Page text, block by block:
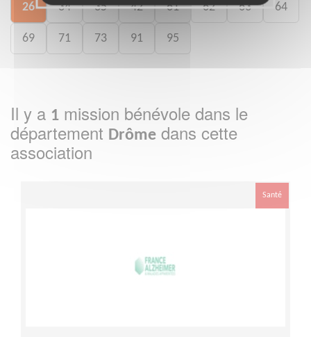
26 34 35 42 61 62 63 64
69 71 73 91 95
Il y a 1 mission bénévole dans le
département Drôme dans cette
association
Santé